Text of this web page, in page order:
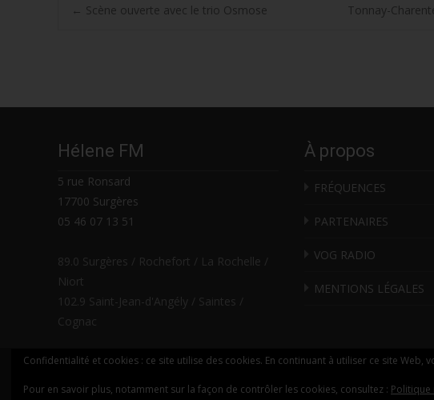
Post
← Scène ouverte avec le trio Osmose Tonnay-
Hélene FM
5 rue Ronsard
17700 Surgères
05 46 07 13 51
89.0 Surgères / Rochefort / La Rochelle /
Niort
102.9 Saint-Jean-d'Angély / Saintes /
Cognac
À propos
FRÉQUENCES
PARTENAIRES
VOG RADIO
MENTIONS LÉGALES
Confidentialité et cookies : ce site utilise des cookies. En continuant à utiliser ce site Web,
Pour en savoir plus, notamment sur la façon de contrôler les cookies, consultez : Politique